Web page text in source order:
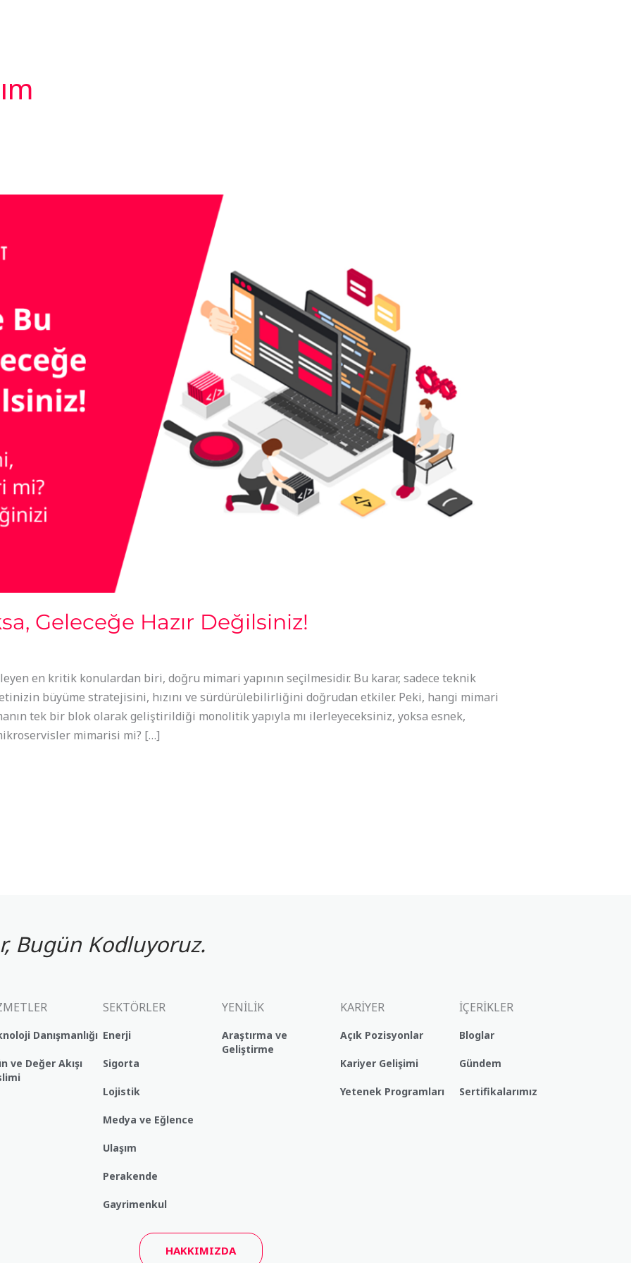
Geleceğe Hazır Değilsiniz!
en kritik konulardan biri, doğru mimari yapının seçilmesidir. Bu karar, sadece teknik
büyüme stratejisini, hızını ve sürdürülebilirliğini doğrudan etkiler. Peki, hangi mimari
tek bir blok olarak geliştirildiği monolitik yapıyla mı ilerleyeceksiniz, yoksa esnek,
mimarisi mi? […]
Bugün Kodluyoruz.
Danışmanlığı
ve Değer Akışı
SEKTÖRLER
Enerji
Sigorta
Lojistik
Medya ve Eğlence
Ulaşım
Perakende
Gayrimenkul
YENİLİK
Araştırma ve
Geliştirme
KARİYER
Açık Pozisyonlar
Kariyer Gelişimi
Yetenek Programları
İÇERİKLER
Bloglar
Gündem
Sertifikalarımız
HAKKIMIZDA